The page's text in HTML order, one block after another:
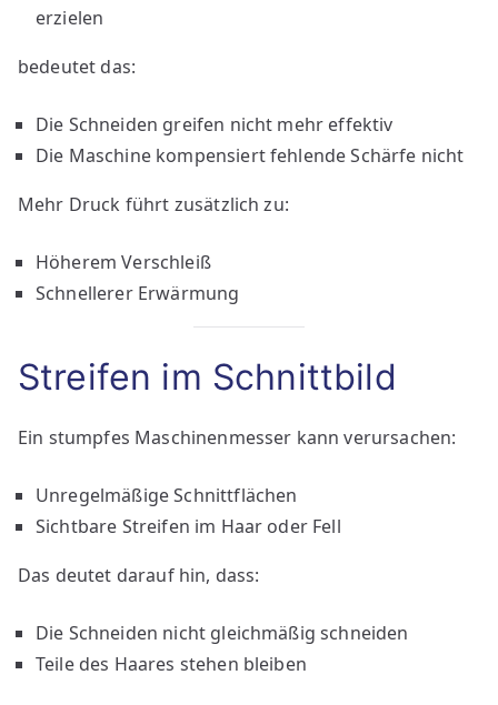
erzielen
bedeutet das:
Die Schneiden greifen nicht mehr effektiv
Die Maschine kompensiert fehlende Schärfe nicht
Mehr Druck führt zusätzlich zu:
Höherem Verschleiß
Schnellerer Erwärmung
Streifen im Schnittbild
Ein stumpfes Maschinenmesser kann verursachen:
Unregelmäßige Schnittflächen
Sichtbare Streifen im Haar oder Fell
Das deutet darauf hin, dass:
Die Schneiden nicht gleichmäßig schneiden
Teile des Haares stehen bleiben